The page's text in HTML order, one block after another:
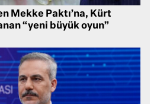
Mekke Paktı’na, Kürt
“yeni büyük oyun”